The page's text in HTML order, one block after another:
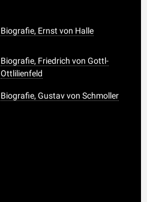
Biografie, Ernst von Halle
Biografie, Friedrich von Gottl-
Ottlilienfeld
Biografie, Gustav von Schmoller